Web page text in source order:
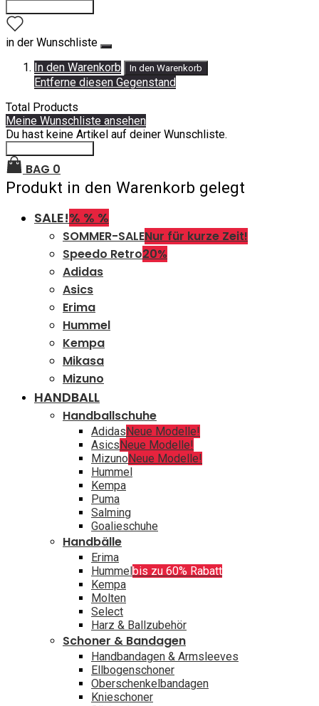
in der Wunschliste
In den Warenkorb
In den Warenkorb
Entferne diesen Gegenstand
Total Products
Meine Wunschliste ansehen
Du hast keine Artikel auf deiner Wunschliste.
BAG 0
Produkt in den Warenkorb gelegt
SALE!% % %
SOMMER-SALENur für kurze Zeit!
Speedo Retro20%
Adidas
Asics
Erima
Hummel
Kempa
Mikasa
Mizuno
HANDBALL
Handballschuhe
AdidasNeue Modelle!
AsicsNeue Modelle!
MizunoNeue Modelle!
Hummel
Kempa
Puma
Salming
Goalieschuhe
Handbälle
Erima
Hummelbis zu 60% Rabatt
Kempa
Molten
Select
Harz & Ballzubehör
Schoner & Bandagen
Handbandagen & Armsleeves
Ellbogenschoner
Oberschenkelbandagen
Knieschoner